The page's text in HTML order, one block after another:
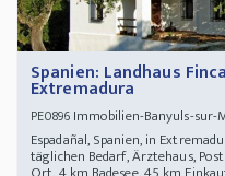
Spanien: Landhaus
Extremadura
PE0896Immobilien-Banyuls-sur-
Espadañal, Spanien, in
täglichen Bedarf, Ärztehaus,